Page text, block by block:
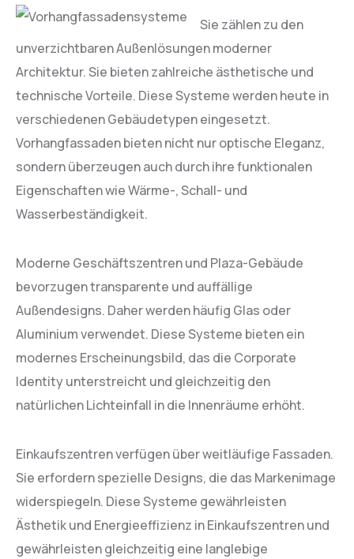
Sie zählen zu den
unverzichtbaren Außenlösungen moderner
Architektur. Sie bieten zahlreiche ästhetische und
technische Vorteile. Diese Systeme werden heute in
verschiedenen Gebäudetypen eingesetzt.
Vorhangfassaden bieten nicht nur optische Eleganz,
sondern überzeugen auch durch ihre funktionalen
Eigenschaften wie Wärme-, Schall- und
Wasserbeständigkeit.
Moderne Geschäftszentren und Plaza-Gebäude
bevorzugen transparente und auffällige
Außendesigns. Daher werden häufig Glas oder
Aluminium verwendet. Diese Systeme bieten ein
modernes Erscheinungsbild, das die Corporate
Identity unterstreicht und gleichzeitig den
natürlichen Lichteinfall in die Innenräume erhöht.
Einkaufszentren verfügen über weitläufige Fassaden.
Sie erfordern spezielle Designs, die das Markenimage
widerspiegeln. Diese Systeme gewährleisten
Ästhetik und Energieeffizienz in Einkaufszentren und
gewährleisten gleichzeitig eine langlebige